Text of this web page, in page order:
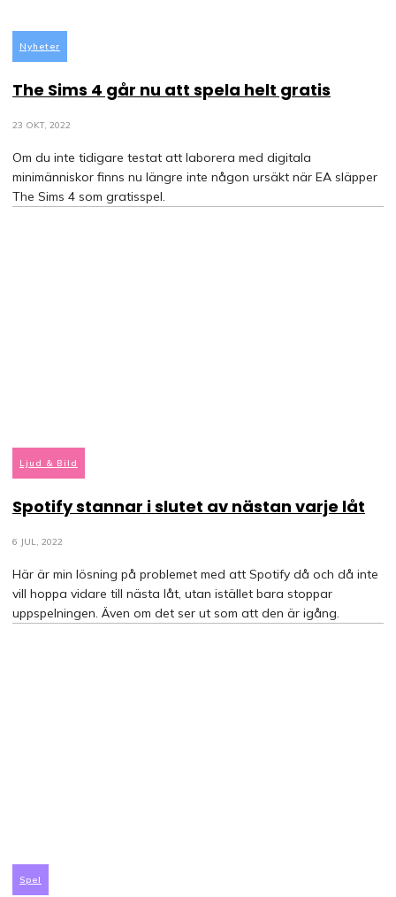
Nyheter
The Sims 4 går nu att spela helt gratis
23 OKT, 2022
Om du inte tidigare testat att laborera med digitala
minimänniskor finns nu längre inte någon ursäkt när EA släpper
The Sims 4 som gratisspel.
Ljud & Bild
Spotify stannar i slutet av nästan varje låt
6 JUL, 2022
Här är min lösning på problemet med att Spotify då och då inte
vill hoppa vidare till nästa låt, utan istället bara stoppar
uppspelningen. Även om det ser ut som att den är igång.
Spel